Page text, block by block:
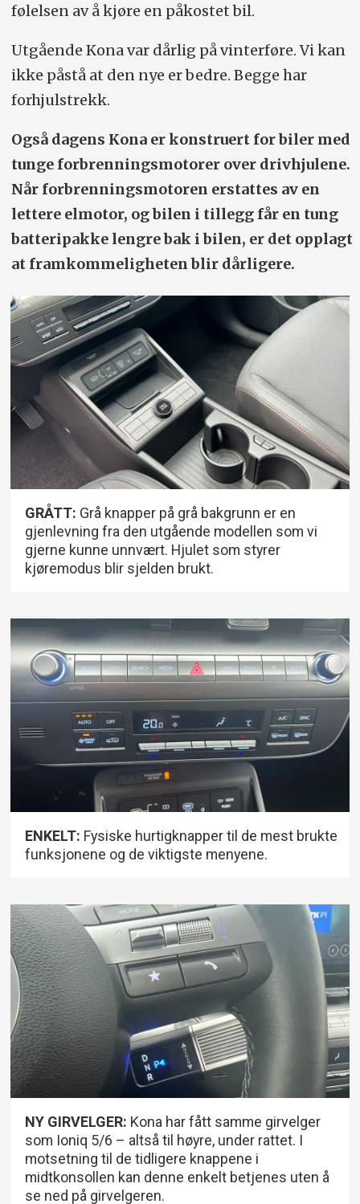
følelsen av å kjøre en påkostet bil.
Utgående Kona var dårlig på vinterføre. Vi kan
ikke påstå at den nye er bedre. Begge har
forhjulstrekk.
Også dagens Kona er konstruert for biler med
tunge forbrenningsmotorer over drivhjulene.
Når forbrenningsmotoren erstattes av en
lettere elmotor, og bilen i tillegg får en tung
batteripakke lengre bak i bilen, er det opplagt
at framkommeligheten blir dårligere.
GRÅTT: Grå knapper på grå bakgrunn er en
gjenlevning fra den utgående modellen som vi
gjerne kunne unnvært. Hjulet som styrer
kjøremodus blir sjelden brukt.
ENKELT: Fysiske hurtigknapper til de mest brukte
funksjonene og de viktigste menyene.
NY GIRVELGER: Kona har fått samme girvelger
som Ioniq 5/6 – altså til høyre, under rattet. I
motsetning til de tidligere knappene i
midtkonsollen kan denne enkelt betjenes uten å
se ned på girvelgeren.